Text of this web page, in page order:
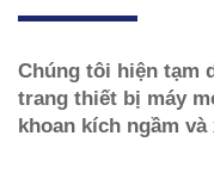
Chúng tôi hiện tạm
trang thiết bị máy
khoan kích ngầm